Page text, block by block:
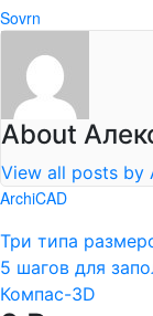
Sovrn
About
View all posts by
ArchiCAD
Три типа
5 шагов для
Компас-3D